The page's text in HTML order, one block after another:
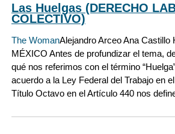
Las Huelgas (DERECHO
COLECTIVO)
The WomanAlejandro Arceo Ana Castillo
MÉXICO Antes de profundizar el tema,
qué nos referimos con el término
acuerdo a la Ley Federal del Trabajo en
Título Octavo en el Artículo 440 nos